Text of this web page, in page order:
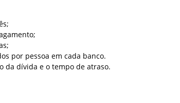
por pessoa em cada banco.
da dívida e o tempo de atraso.